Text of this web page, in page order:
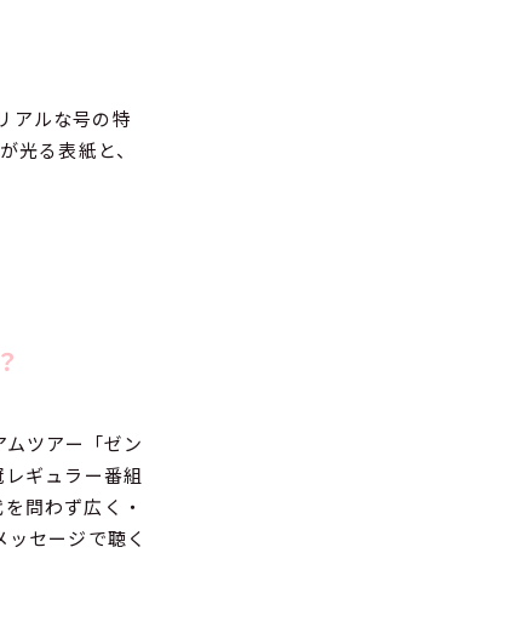
アルな号の特
光る表紙と、
ツアー「ゼン
ギュラー番組
問わず広く・
セージで聴く